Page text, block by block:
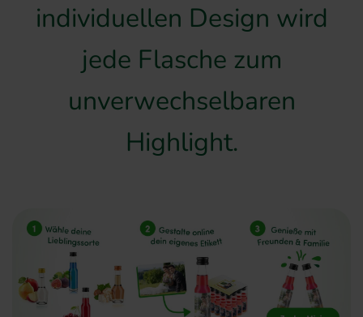
individuellen Design wird
jede Flasche zum
unverwechselbaren
Highlight.